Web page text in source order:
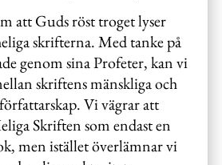
att Guds röst troget lyser
skrifterna. Med tanke på
genom sina Profeter, kan vi
skriftens mänskliga och
Vi vägrar att
Skriften som endast en
men istället överlämnar vi